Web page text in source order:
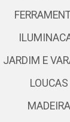
JARDIM E
LOUCAS
MADEIRA